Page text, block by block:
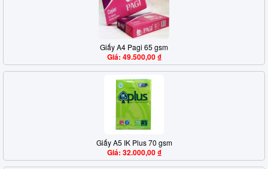
Giấy A4 Pagi 65 gsm
Giá: 49.500,00 ₫
Giấy A5 IK Plus 70 gsm
Giá: 32.000,00 ₫